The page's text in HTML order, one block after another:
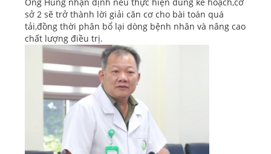
sở 2 sẽ trở thành lời giải căn cơ cho bài toán quá
tải,đồng thời phân bổ lại dòng bệnh nhân và nâng cao
chất lượng điều trị.